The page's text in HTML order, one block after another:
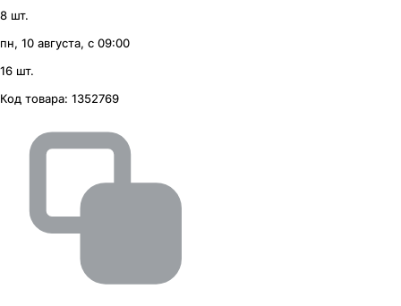
8 шт.
пн, 10 августа, с 09:00
16 шт.
Код товара: 1352769